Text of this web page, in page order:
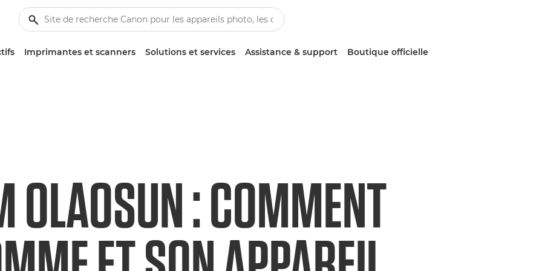
Imprimantes et scanners Solutions et services Assistance & support Boutique officielle
OLAOSUN : COMMENT